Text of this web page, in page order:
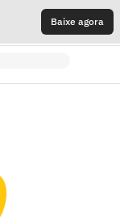
Baixe agora